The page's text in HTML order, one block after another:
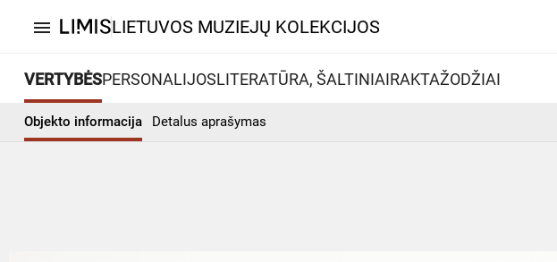
menu LIETUVOS MUZIEJŲ KOLEKCIJOS
VERTYBĖSPERSONALIJOSLITERATŪRA, ŠALTINIAIRAKTAŽODŽIAI
Objekto informacija Detalus aprašymas